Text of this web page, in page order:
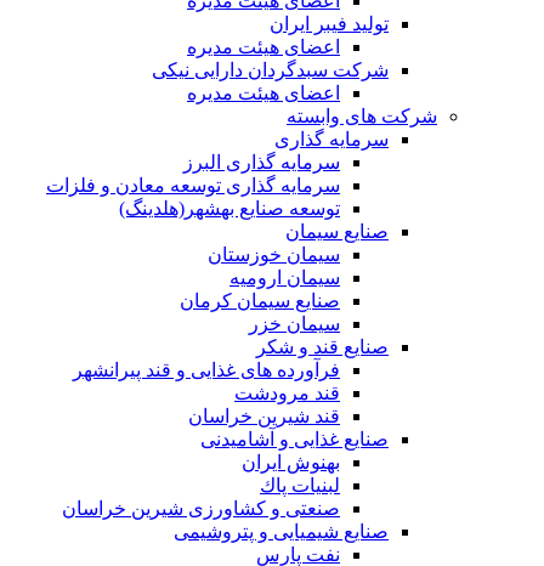
تولید فیبر ایران
اعضای هیئت مدیره
شرکت سبدگردان دارایی نیکی
اعضای هیئت مدیره
شرکت های وابسته
سرمایه گذاری
سرمایه گذاری البرز
سرمایه گذاری توسعه معادن و فلزات
توسعه‌ صنایع‌ بهشهر(هلدینگ)
صنایع سیمان
سیمان خوزستان
سیمان ارومیه
صنایع سیمان کرمان
سیمان خزر
صنایع قند و شکر
فرآورده های غذایی و قند پیرانشهر
قند مرودشت
قند شیرین خراسان
صنایع غذايی و آشاميدنی
بهنوش ایران
لبنيات پاك
صنعتی و کشاورزی شیرین خراسان
صنایع شیمیایی و پتروشیمی
نفت پارس